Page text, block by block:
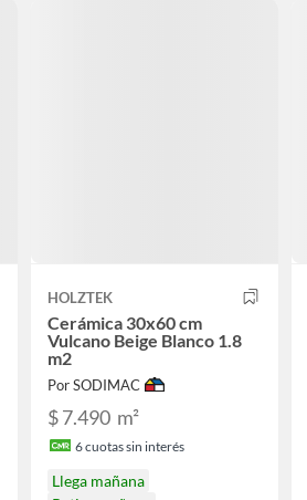
HOLZTEK
Cerámica 30x60 cm
Vulcano Beige Blanco 1.8
m2
Por SODIMAC
$ 7.490 m²
6cuotas sin interés
Llega mañana